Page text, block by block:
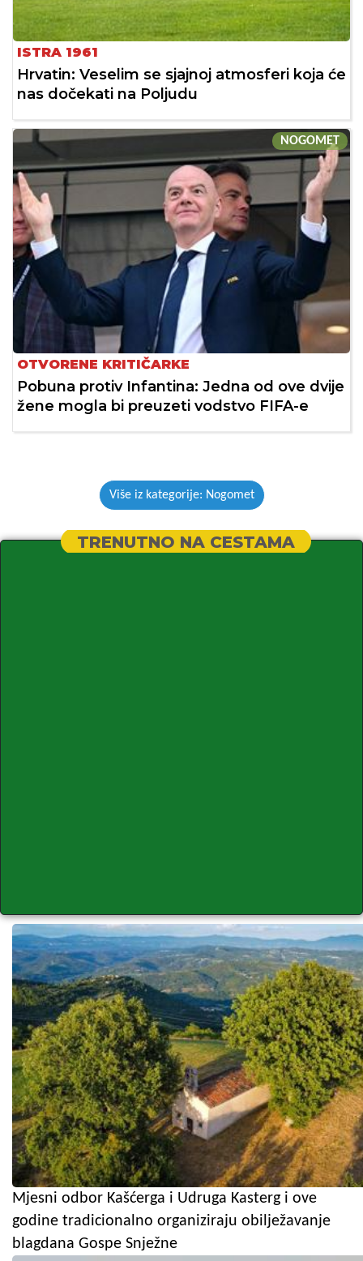
ISTRA 1961
Hrvatin: Veselim se sjajnoj atmosferi koja će
nas dočekati na Poljudu
NOGOMET
OTVORENE KRITIČARKE
Pobuna protiv Infantina: Jedna od ove dvije
žene mogla bi preuzeti vodstvo FIFA-e
Više iz kategorije: Nogomet
TRENUTNO NA CESTAMA
Mjesni odbor Kašćerga i Udruga Kasterg i ove
godine tradicionalno organiziraju obilježavanje
blagdana Gospe Snježne